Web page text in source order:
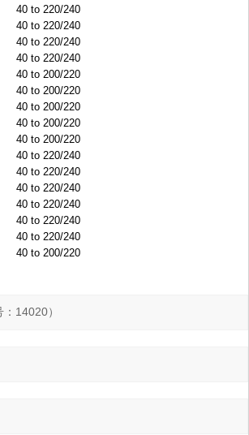
40 to 220/240
40 to 220/240
40 to 220/240
40 to 220/240
40 to 200/220
40 to 200/220
40 to 200/220
40 to 200/220
40 to 200/220
40 to 220/240
40 to 220/240
40 to 220/240
40 to 220/240
40 to 220/240
40 to 220/240
40 to 200/220